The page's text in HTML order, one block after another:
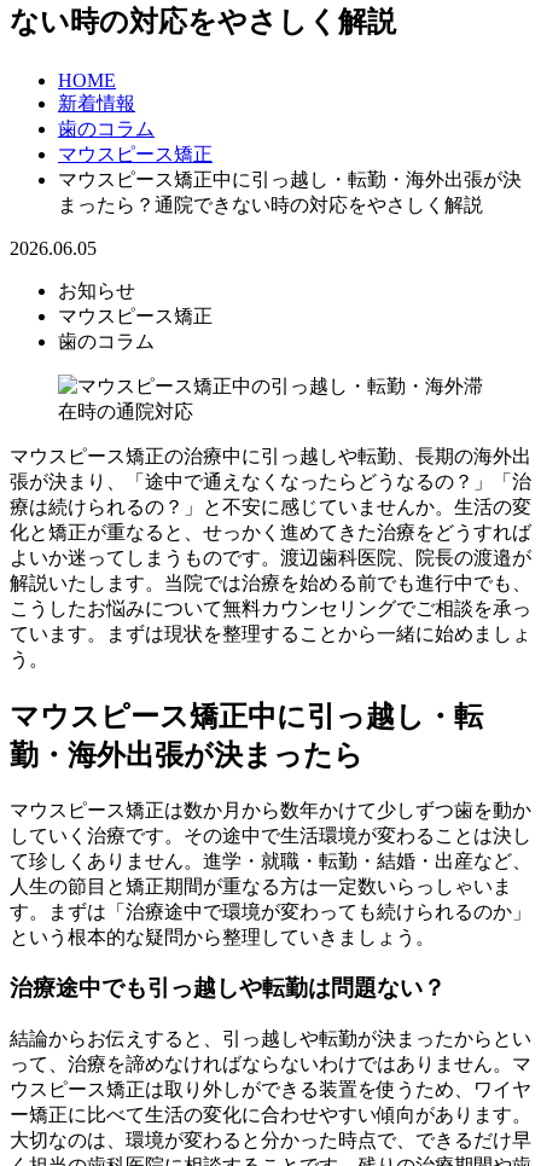
ない時の対応をやさしく解説
HOME
新着情報
歯のコラム
マウスピース矯正
マウスピース矯正中に引っ越し・転勤・海外出張が決
まったら？通院できない時の対応をやさしく解説
2026.06.05
お知らせ
マウスピース矯正
歯のコラム
マウスピース矯正の治療中に引っ越しや転勤、長期の海外出
張が決まり、「途中で通えなくなったらどうなるの？」「治
療は続けられるの？」と不安に感じていませんか。生活の変
化と矯正が重なると、せっかく進めてきた治療をどうすれば
よいか迷ってしまうものです。渡辺歯科医院、院長の渡邉が
解説いたします。当院では治療を始める前でも進行中でも、
こうしたお悩みについて無料カウンセリングでご相談を承っ
ています。まずは現状を整理することから一緒に始めましょ
う。
マウスピース矯正中に引っ越し・転
勤・海外出張が決まったら
マウスピース矯正は数か月から数年かけて少しずつ歯を動か
していく治療です。その途中で生活環境が変わることは決し
て珍しくありません。進学・就職・転勤・結婚・出産など、
人生の節目と矯正期間が重なる方は一定数いらっしゃいま
す。まずは「治療途中で環境が変わっても続けられるのか」
という根本的な疑問から整理していきましょう。
治療途中でも引っ越しや転勤は問題ない？
結論からお伝えすると、引っ越しや転勤が決まったからとい
って、治療を諦めなければならないわけではありません。マ
ウスピース矯正は取り外しができる装置を使うため、ワイヤ
ー矯正に比べて生活の変化に合わせやすい傾向があります。
大切なのは、環境が変わると分かった時点で、できるだけ早